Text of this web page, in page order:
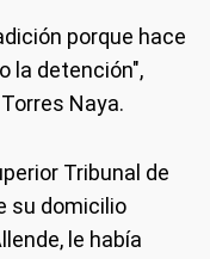
porque hace
la detención",
Naya.
Tribunal de
su domicilio
le había